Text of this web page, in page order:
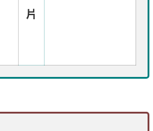
片